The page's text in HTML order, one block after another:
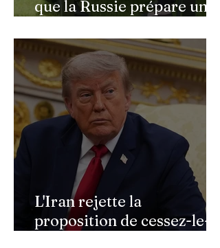
que la Russie prépare une
militaire à l'automne
L'Iran rejette la
proposition de cessez-le-